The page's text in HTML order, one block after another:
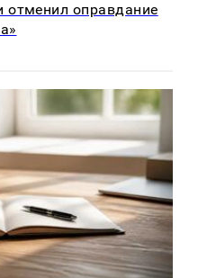
отменил оправдание